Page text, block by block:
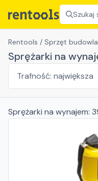
Szukaj
Rentools / Sprzęt
Sprężarki na
Sprężarki na wynajem: